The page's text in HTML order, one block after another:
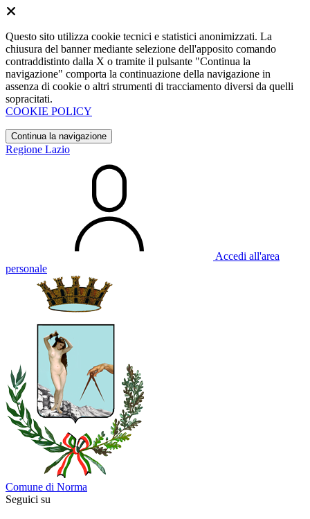
Questo sito utilizza cookie tecnici e statistici anonimizzati. La
chiusura del banner mediante selezione dell'apposito comando
contraddistinto dalla X o tramite il pulsante "Continua la
navigazione" comporta la continuazione della navigazione in
assenza di cookie o altri strumenti di tracciamento diversi da quelli
sopracitati.
COOKIE POLICY
Continua la navigazione
Regione Lazio
Accedi all'area
personale
Comune di Norma
Seguici su